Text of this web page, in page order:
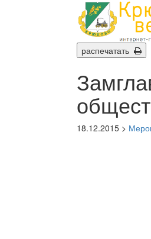
распечатать
18.12.2015 >